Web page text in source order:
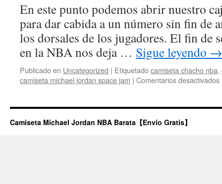
En este punto podemos abrir nuestro
para dar cabida a un número sin fin de
los dorsales de los jugadores. El fin de
en la NBA nos deja … Sigue leyendo →
Publicado en Uncategorized | Etiquetadocamiseta chacho nba,
camiseta michael jordan space jam | Comentarios desactivados
Camiseta Michael Jordan NBA Barata【Envío Gratis】